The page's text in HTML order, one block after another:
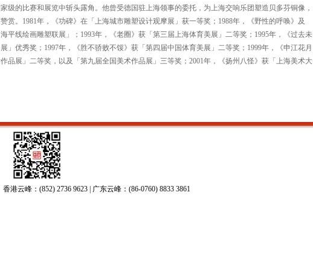
级的比赛和展览中斩头露角。他曾受德国驻上海领事的委托，为上海交响乐团塑造贝多芬铜像，
赏。1981年，《功碑》在「上海城市雕塑设计观摩展」获一等奖；1988年，《野性的呼唤》及
平线绘画雕塑联展」；1993年，《老圈》获「第三届上海体育美展」二等奖；1995年，《过去未
」优秀奖；1997年，《胜不骄败不馁》获「第四届中国体育美展」二等奖；1999年，《申江花月
品展」二等奖，以及「第九届全国美术作品展」三等奖；2001年，《扬州八怪》获「上海美术大
云峰：(852) 2736 9623 | 广东云峰：(86-0760) 8833 3861